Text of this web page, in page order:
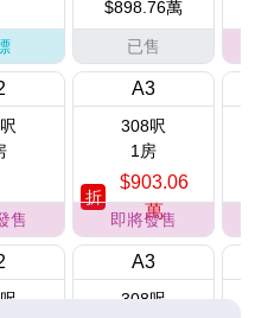
$898.76萬
已售
售
A3
308呎
1房
折
$903.06
萬
即將發售
A3
308呎